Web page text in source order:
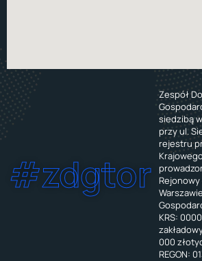
#zdgtor
Zespół
siedzibą
przy ul.
rejestru
Rejonowy
KRS:
000
REGON: